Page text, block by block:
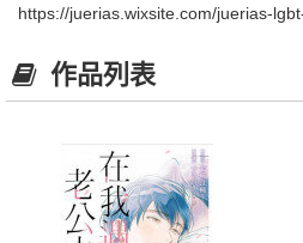
https://juerias.wixsite.com/juerias-
作品列表